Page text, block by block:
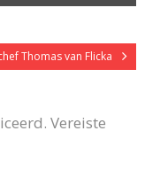
Thomas van Flicka
Vereiste